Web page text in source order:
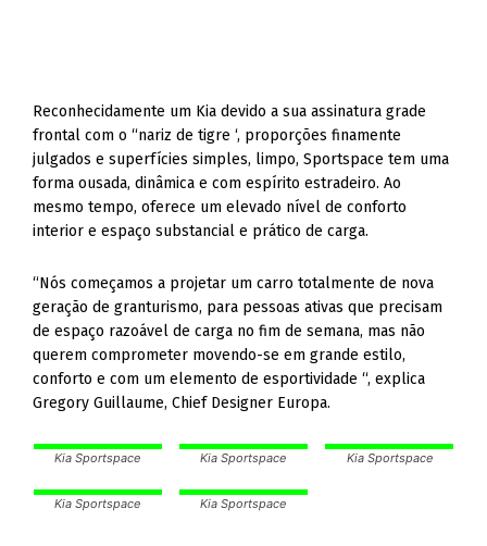
Reconhecidamente um Kia devido a sua assinatura grade
frontal com o “nariz de tigre ‘, proporções finamente
julgados e superfícies simples, limpo, Sportspace tem uma
forma ousada, dinâmica e com espírito estradeiro. Ao
mesmo tempo, oferece um elevado nível de conforto
interior e espaço substancial e prático de carga.
“Nós começamos a projetar um carro totalmente de nova
geração de granturismo, para pessoas ativas que precisam
de espaço razoável de carga no fim de semana, mas não
querem comprometer movendo-se em grande estilo,
conforto e com um elemento de esportividade “, explica
Gregory Guillaume, Chief Designer Europa.
Kia Sportspace Kia Sportspace Kia Sportspace
Kia Sportspace Kia Sportspace